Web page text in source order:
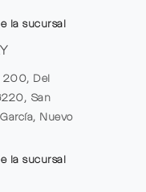
la sucursal
200, Del
San
Nuevo
la sucursal